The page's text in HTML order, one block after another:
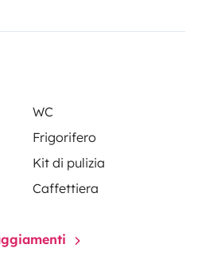
WC
Frigorifero
Kit di pulizia
Caffettiera